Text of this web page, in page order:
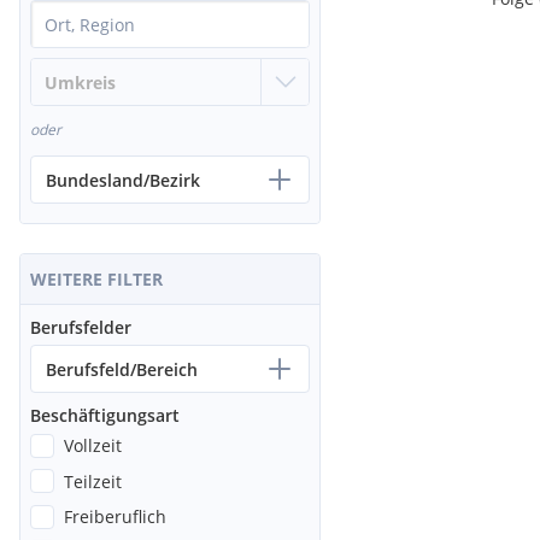
oder
Bundesland/Bezirk
WEITERE FILTER
Berufsfelder
Berufsfeld/Bereich
Beschäftigungsart
Vollzeit
Teilzeit
Freiberuflich